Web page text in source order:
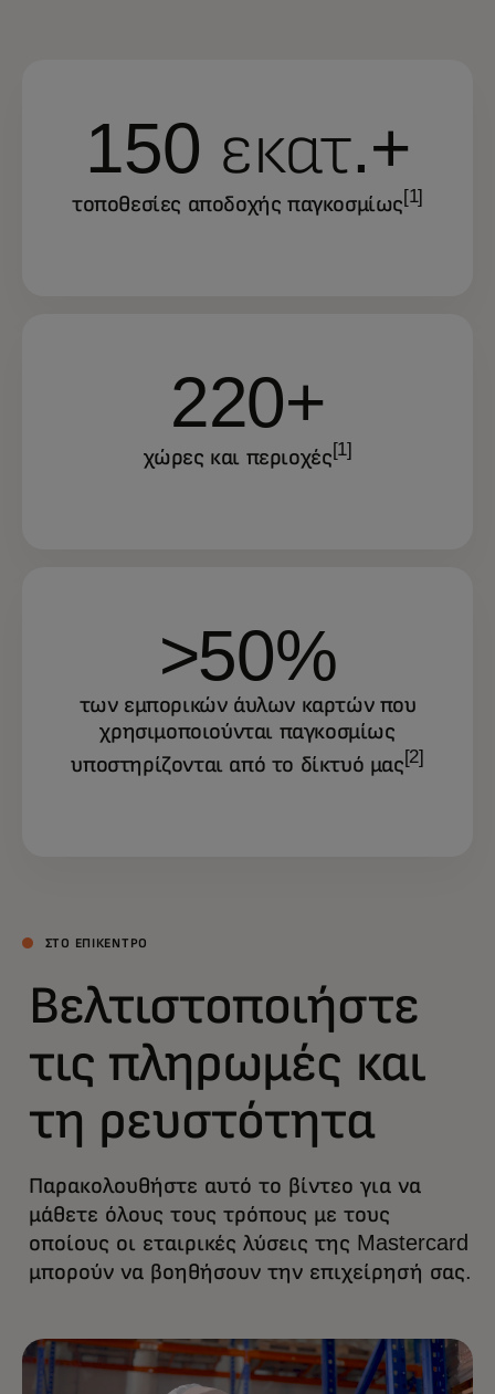
150 εκατ.+
τοποθεσίες αποδοχής παγκοσμίως[1]
220+
χώρες και περιοχές[1]
>50%
των εμπορικών άυλων καρτών που
χρησιμοποιούνται παγκοσμίως
υποστηρίζονται από το δίκτυό μας[2]
ΣΤΟ ΕΠΙΚΕΝΤΡΟ
Βελτιστοποιήστε
τις πληρωμές και
τη ρευστότητα
Παρακολουθήστε αυτό το βίντεο για να
μάθετε όλους τους τρόπους με τους
οποίους οι εταιρικές λύσεις της Mastercard
μπορούν να βοηθήσουν την επιχείρησή σας.